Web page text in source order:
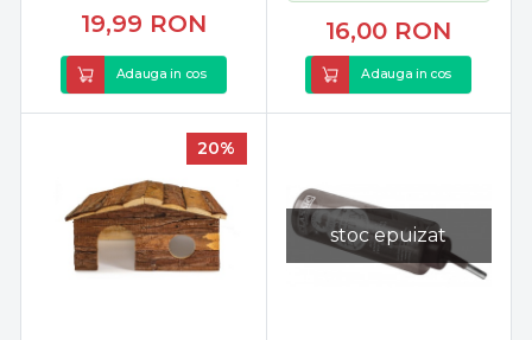
19,99 RON
Adauga in cos
16,00 RON
Adauga in cos
20%
stoc epuizat